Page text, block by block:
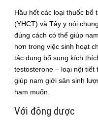
Hầu hết các loại thuốc bổ
(YHCT) và Tây y nói
đúng cách có thể giúp
hơn trong việc sinh hoạt
tác dụng bổ sung kích
testosterone – loại nội
giúp nam giới sản sinh
ham muốn.
Với đông dược